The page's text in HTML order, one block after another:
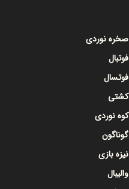
صخره نوردی
فوتبال
فوتسال
کشتی
کوه نوردی
گوناگون
نیزه بازی
والیبال